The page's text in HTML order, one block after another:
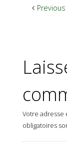
Votre adresse
obligatoires